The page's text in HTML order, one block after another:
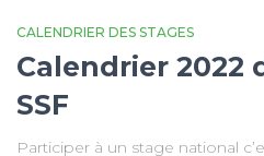
CALENDRIER DES STAGES
Calendrier 2022
SSF
Participer à un stage national